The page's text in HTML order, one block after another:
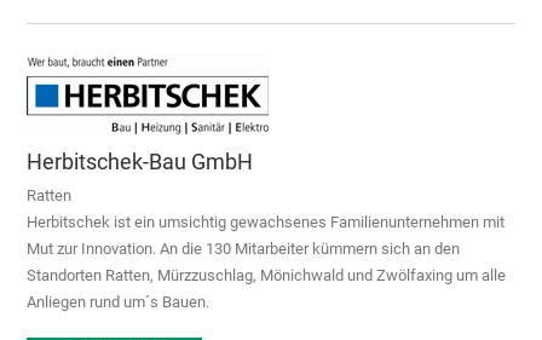
Herbitschek-Bau GmbH
Ratten
Herbitschek ist ein umsichtig gewachsenes Familienunternehmen mit
Mut zur Innovation. An die 130 Mitarbeiter kümmern sich an den
Standorten Ratten, Mürzzuschlag, Mönichwald und Zwölfaxing um alle
Anliegen rund um´s Bauen.